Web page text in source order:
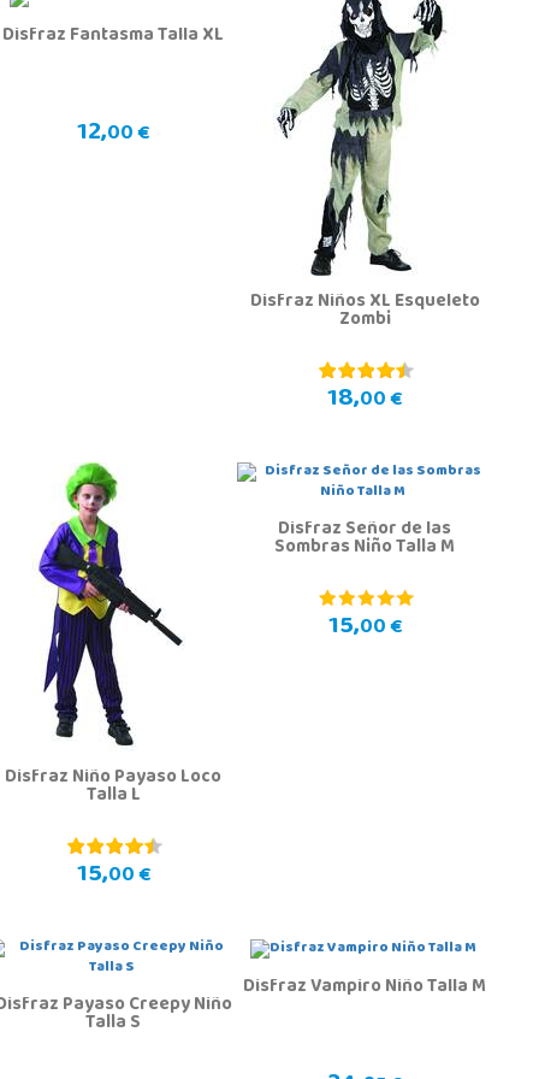
Disfraz Fantasma Talla XL
12,00 €
Disfraz Niños XL Esqueleto
Zombi
18,00 €
Disfraz Niño Payaso Loco
Talla L
15,00 €
Disfraz Señor de las
Sombras Niño Talla M
15,00 €
Payaso Creepy Niño
Talla S
Disfraz Vampiro Niño Talla M